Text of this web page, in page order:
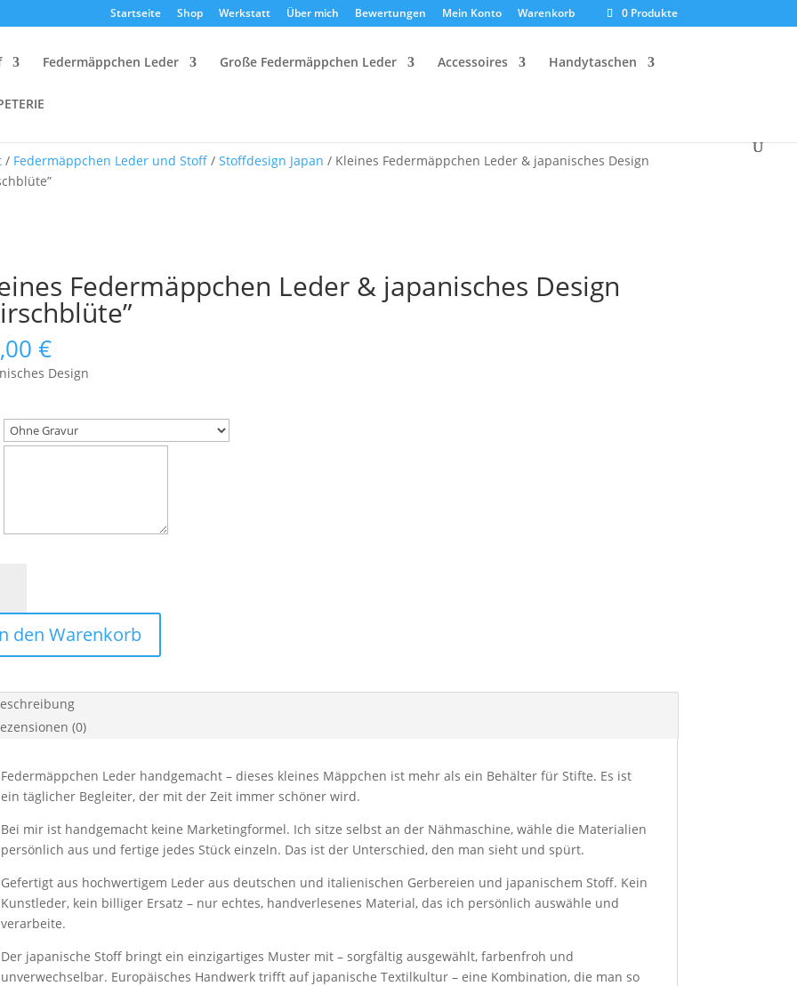
Startseite Shop Werkstatt Über mich Bewertungen Mein Konto Warenkorb 0 Produkte
Federmäppchen Leder Große Federmäppchen Leder Accessoires Handytaschen
/ Federmäppchen Leder und Stoff/ Stoffdesign Japan / Kleines Federmäppchen Leder & japanisches Design
Federmäppchen Leder & japanisches Design
€
Design
den Warenkorb
(0)
Federmäppchen Leder handgemacht – dieses kleines Mäppchen ist mehr als ein Behälter für Stifte. Es ist
ein täglicher Begleiter, der mit der Zeit immer schöner wird.
Bei mir ist handgemacht keine Marketingformel. Ich sitze selbst an der Nähmaschine, wähle die Materialien
persönlich aus und fertige jedes Stück einzeln. Das ist der Unterschied, den man sieht und spürt.
Gefertigt aus hochwertigem Leder aus deutschen und italienischen Gerbereien und japanischem Stoff. Kein
Kunstleder, kein billiger Ersatz – nur echtes, handverlesenes Material, das ich persönlich auswähle und
verarbeite.
Der japanische Stoff bringt ein einzigartiges Muster mit – sorgfältig ausgewählt, farbenfroh und
unverwechselbar. Europäisches Handwerk trifft auf japanische Textilkultur – eine Kombination, die man so